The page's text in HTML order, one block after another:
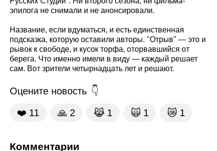
эпилога не снимали и не анонсировали.
Название, если вдуматься, и есть единственная
подсказка, которую оставили авторы. "Отрыв" — это и
рывок к свободе, и кусок торфа, оторвавшийся от
берега. Что именно имели в виду — каждый решает
сам. Вот зрители четырнадцать лет и решают.
Оцените новость
❤️ 11 🙏 2 😹 1 🙀 1 😿 1
Комментарии